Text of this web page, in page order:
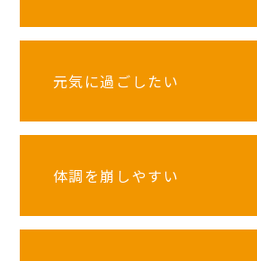
元気に過ごしたい
体調を崩しやすい